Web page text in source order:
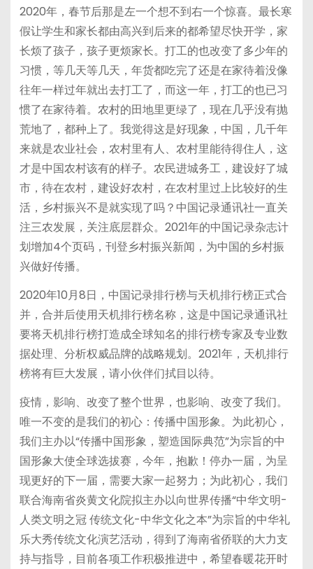
2020年，春节后那是左一个想不到右一个惊喜。最长寒
假让学生和家长都由高兴到后来的都希望尽快开学，家
长烦了孩子，孩子更烦家长。打工的也改变了多少年的
习惯，等几天等几天，年货都吃完了还是在家待着没像
往年一样过年就出去打工了，而这一年，打工的也已习
惯了在家待着。农村的田地里更绿了，现在几乎没有抛
荒地了，都种上了。我觉得这是好现象，中国，几千年
来就是农业社会，农村里有人、农村里能待得住人，这
才是中国农村该有的样子。农民进城务工，建设好了城
市，待在农村，建设好农村，在农村里过上比较好的生
活，乡村振兴不是就实现了吗？中国记录通讯社一直关
注三农发展，关注底层群众。2021年的中国记录杂志计
划增加4个页码，刊登乡村振兴新闻，为中国的乡村振
兴做好传播。
2020年10月8日，中国记录排行榜与天机排行榜正式合
并，合并后使用天机排行榜名称，这是中国记录通讯社
要将天机排行榜打造成全球知名的排行榜专家及专业数
据处理、分析权威品牌的战略规划。2021年，天机排行
榜将有巨大发展，请小伙伴们拭目以待。
疫情，影响、改变了整个世界，也影响、改变了我们。
唯一不变的是我们的初心：传播中国形象。为此初心，
我们主办以“传播中国形象，塑造国际典范”为宗旨的中
国形象大使全球选拔赛，今年，抱歉！停办一届，为呈
现更好的下一届，需要大家一起努力；为此初心，我们
联合海南省炎黄文化院拟主办以向世界传播“中华文明-
人类文明之冠 传统文化-中华文化之本”为宗旨的中华礼
乐大秀传统文化演艺活动，得到了海南省侨联的大力支
持与指导，目前各项工作积极推进中，希望春暖花开时